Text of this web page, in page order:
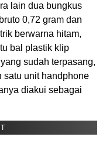
lain dua bungkus
0,72 gram dan
berwarna hitam,
bal plastik klip
sudah terpasang,
satu unit handphone
diakui sebagai